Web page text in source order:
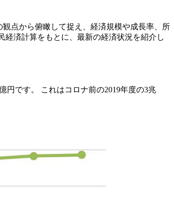
点から俯瞰して捉え、経済規模や成長率、所
済計算をもとに、最新の経済状況を紹介し
です。 これはコロナ前の2019年度の3兆